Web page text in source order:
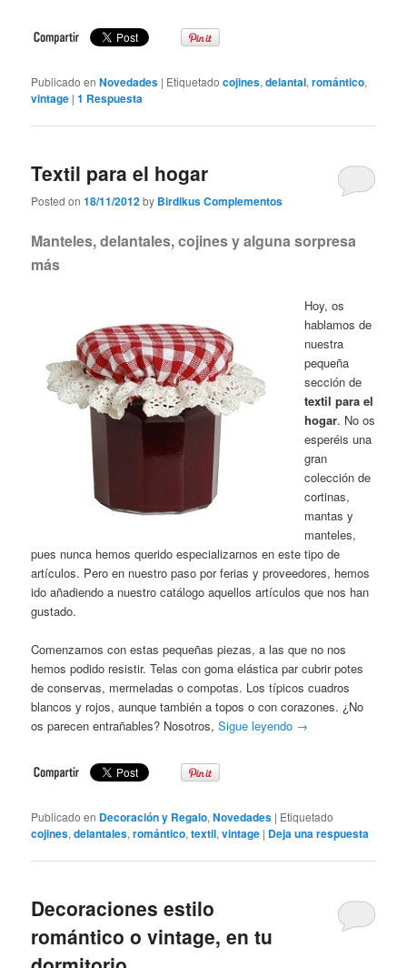
Publicado en Novedades | Etiquetado cojines,delantal,romántico,
vintage |1 Respuesta
Textil para el hogar
Posted on18/11/2012by Birdikus Complementos
Manteles, delantales, cojines y alguna sorpresa
más
Hoy, os
hablamos de
nuestra
pequeña
sección de
textil para el
hogar. No os
esperéis una
gran
colección de
cortinas,
mantas y
manteles,
pues nunca hemos querido especializarnos en este tipo de
artículos. Pero en nuestro paso por ferias y proveedores, hemos
ido añadiendo a nuestro catálogo aquellos artículos que nos han
gustado.
Comenzamos con estas pequeñas piezas, a las que no nos
hemos podido resistir. Telas con goma elástica par cubrir potes
de conservas, mermeladas o compotas. Los típicos cuadros
blancos y rojos, aunque también a topos o con corazones. ¿No
os parecen entrañables? Nosotros,Sigue leyendo →
Publicado en Decoración y Regalo,Novedades | Etiquetado
cojines,delantales,romántico,textil,vintage | Deja una respuesta
Decoraciones estilo
romántico o vintage, en tu